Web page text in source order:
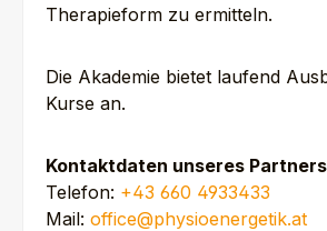
Therapieform zu ermitteln.
Die Akademie bietet laufend
Kurse an.
Kontaktdaten unseres Partners
Telefon: +43 660 4933433
Mail: office@physioenergetik.at